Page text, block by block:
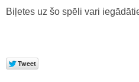
Biļetes uz šo spēli vari